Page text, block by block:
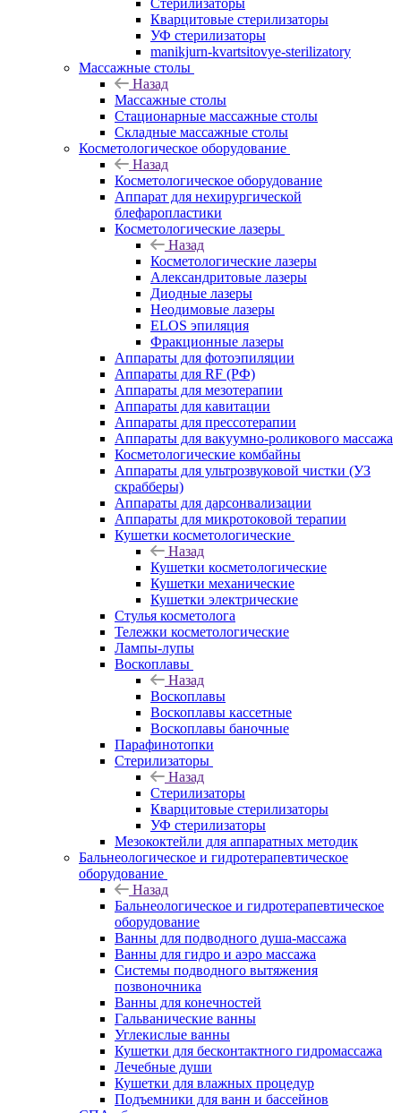
Стерилизаторы
Кварцитовые стерилизаторы
УФ стерилизаторы
manikjurn-kvartsitovye-sterilizatory
Массажные столы
Назад
Массажные столы
Стационарные массажные столы
Складные массажные столы
Косметологическое оборудование
Назад
Косметологическое оборудование
Аппарат для нехирургической
блефаропластики
Косметологические лазеры
Назад
Косметологические лазеры
Александритовые лазеры
Диодные лазеры
Неодимовые лазеры
ELOS эпиляция
Фракционные лазеры
Аппараты для фотоэпиляции
Аппараты для RF (РФ)
Аппараты для мезотерапии
Аппараты для кавитации
Аппараты для прессотерапии
Аппараты для вакуумно-роликового массажа
Косметологические комбайны
Аппараты для ультрозвуковой чистки (УЗ
скрабберы)
Аппараты для дарсонвализации
Аппараты для микротоковой терапии
Кушетки косметологические
Назад
Кушетки косметологические
Кушетки механические
Кушетки электрические
Стулья косметолога
Тележки косметологические
Лампы-лупы
Воскоплавы
Назад
Воскоплавы
Воскоплавы кассетные
Воскоплавы баночные
Парафинотопки
Стерилизаторы
Назад
Стерилизаторы
Кварцитовые стерилизаторы
УФ стерилизаторы
Мезококтейли для аппаратных методик
Бальнеологическое и гидротерапевтическое
оборудование
Назад
Бальнеологическое и гидротерапевтическое
оборудование
Ванны для подводного душа-массажа
Ванны для гидро и аэро массажа
Системы подводного вытяжения
позвоночника
Ванны для конечностей
Гальванические ванны
Углекислые ванны
Кушетки для бесконтактного гидромассажа
Лечебные души
Кушетки для влажных процедур
Подъемники для ванн и бассейнов